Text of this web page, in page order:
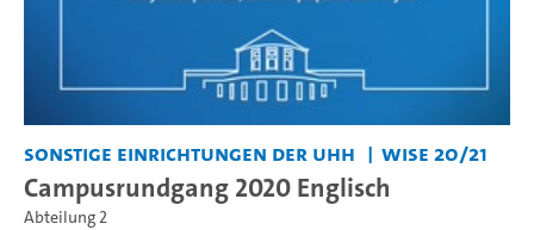
Sonstige Einrichtungen der UHH WiSe 20/21
Campusrundgang 2020 Englisch
Abteilung 2